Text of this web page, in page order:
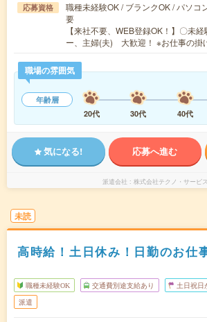
応募資格
職種未経験OK / ブランクOK / パソコ
要
【来社不要、WEB登録OK！】〇未
ー、主婦(夫) 大歓迎！ ※お仕事の掛
職場の雰囲気
年齢層
20代
30代 40代
気になる! 応募へ進む
派遣会社 株式会社テクノ・サービス
未読
高時給！土日休み！日勤のお仕
職種未経験OK 交通費別途支給あり 土日祝日
派遣